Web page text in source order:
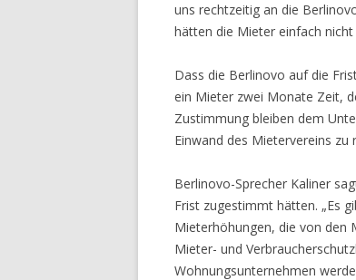
uns rechtzeitig an die
hätten die Mieter einfach nicht
Dass die Berlinovo auf die
ein Mieter zwei Monate Zeit,
Zustimmung bleiben dem
Einwand des Mietervereins zu
Berlinovo-Sprecher Kaliner
Frist zugestimmt hätten. „Es
Mieterhöhungen, die von den
Mieter- und
Wohnungsunternehmen